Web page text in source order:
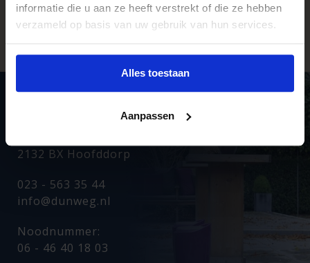
informatie die u aan ze heeft verstrekt of die ze hebben
verzameld op basis van uw gebruik van hun services.
Alles toestaan
Aanpassen
Onzecontactinformatie
2132 BX Hoofddorp
023 - 563 35 44
info@dunweg.nl
Noodnummer:
06 - 46 40 18 03